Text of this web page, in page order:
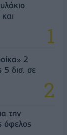
2
5 δισ. σε
την
όφελος